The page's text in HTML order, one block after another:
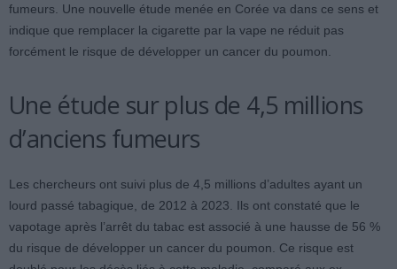
fumeurs. Une nouvelle étude menée en Corée va dans ce sens et
indique que remplacer la cigarette par la vape ne réduit pas
forcément le risque de développer un cancer du poumon.
Une étude sur plus de 4,5 millions
d’anciens fumeurs
Les chercheurs ont suivi plus de 4,5 millions d’adultes ayant un
lourd passé tabagique, de 2012 à 2023. Ils ont constaté que le
vapotage après l’arrêt du tabac est associé à une hausse de 56 %
du risque de développer un cancer du poumon. Ce risque est